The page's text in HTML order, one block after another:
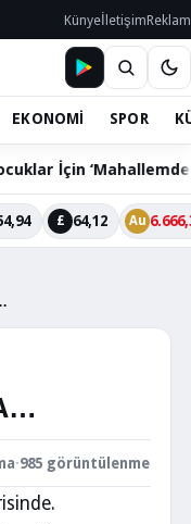
KünyeİletişimReklam
EKONOMİ SPOR
İçin ‘Mahallemde Şenlik
£ 64,12 Au
·985 görüntülenme